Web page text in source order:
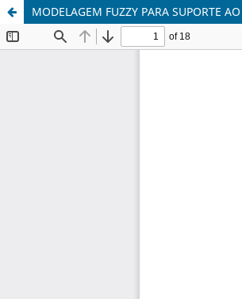
MODELAGEM FUZZY PARA SUPORTE